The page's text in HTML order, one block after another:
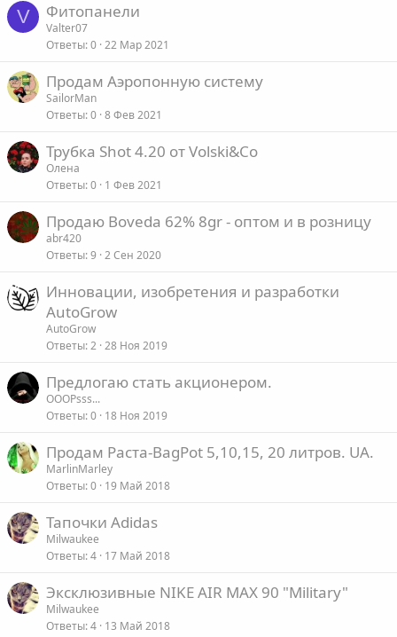
V Фитопанели
Valter07
Ответы 0 22 Мар 2021
Продам Аэропонную систему
SailorMan
Ответы 0 8 Фев 2021
Трубка Shot 4.20 от Volski&Co
Олена
Ответы 0 1 Фев 2021
Продаю Boveda 62% 8gr - оптом и в розницу
abr420
Ответы 9 2 Сен 2020
Инновации, изобретения и разработки
AutoGrow
AutoGrow
Ответы 2 28 Ноя 2019
Предлогаю стать акционером.
OOOPsss...
Ответы 0 18 Ноя 2019
Продам Раста-BagPot 5,10,15, 20 литров. UA.
MarlinMarley
Ответы 0 19 Май 2018
Тапочки Adidas
Milwaukee
Ответы 4 17 Май 2018
Эксклюзивные NIKE AIR MAX 90 "Military"
Milwaukee
Ответы 4 13 Май 2018